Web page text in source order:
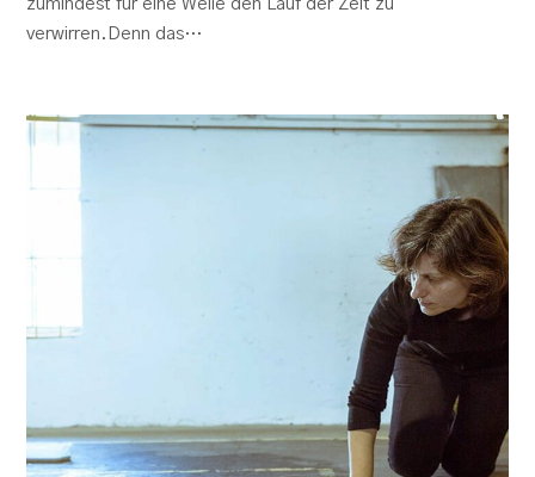
zumindest für eine Weile den Lauf der Zeit zu
verwirren.Denn das…